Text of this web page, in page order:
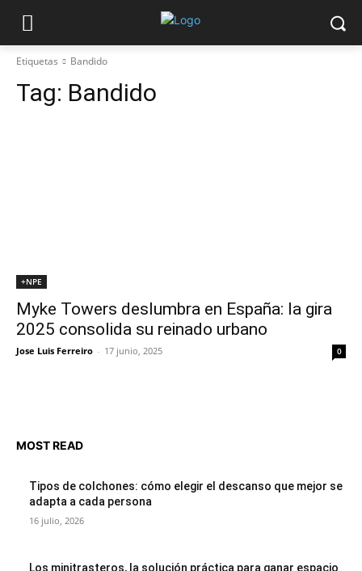
Etiquetas Bandido
Tag: Bandido
+NPE
Myke Towers deslumbra en España: la gira
2025 consolida su reinado urbano
Jose Luis Ferreiro - 17 junio, 2025 0
MOST READ
Tipos de colchones: cómo elegir el descanso que mejor se
adapta a cada persona
16 julio, 2026
Los minitrasteros, la solución práctica para ganar espacio